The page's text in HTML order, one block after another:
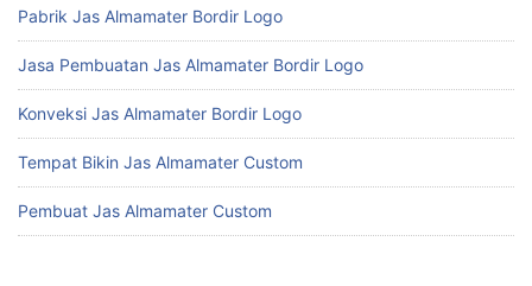
Pabrik Jas Almamater Bordir Logo
Jasa Pembuatan Jas Almamater Bordir Logo
Konveksi Jas Almamater Bordir Logo
Tempat Bikin Jas Almamater Custom
Pembuat Jas Almamater Custom